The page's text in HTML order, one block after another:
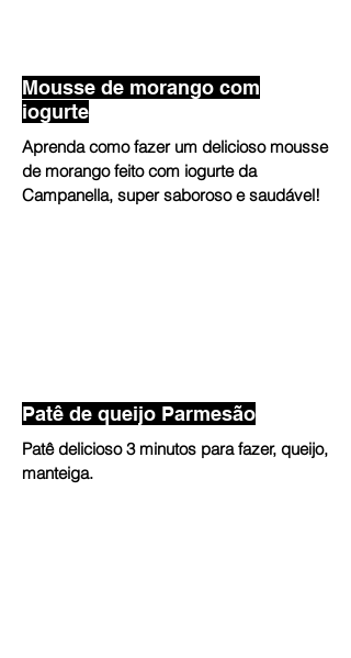
Mousse de morango com
iogurte
Aprenda como fazer um delicioso mousse
de morango feito com iogurte da
Campanella, super saboroso e saudável!
Patê de queijo Parmesão
Patê delicioso 3 minutos para fazer, queijo,
manteiga.